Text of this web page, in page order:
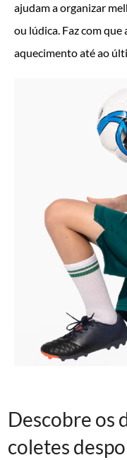
ajudam a organizar
ou lúdica. Faz com
aquecimento até ao
Descobre os
coletes